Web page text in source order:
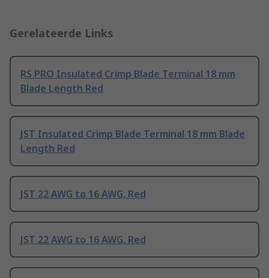
Gerelateerde Links
RS PRO Insulated Crimp Blade Terminal 18 mm
Blade Length Red
JST Insulated Crimp Blade Terminal 18 mm Blade
Length Red
JST 22 AWG to 16 AWG, Red
JST 22 AWG to 16 AWG, Red